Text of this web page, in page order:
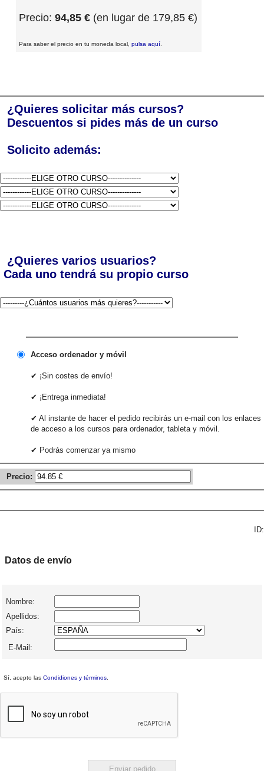
Precio: 94,85 € (en lugar de 179,85 €)
Para saber el precio en tu moneda local, pulsa aquí.
¿Quieres solicitar más cursos?
Descuentos si pides más de un curso
Solicito además:
¿Quieres varios usuarios?
Cada uno tendrá su propio curso
Acceso ordenador y móvil
✔ ¡Sin costes de envío!
✔ ¡Entrega inmediata!
✔ Al instante de hacer el pedido recibirás un e-mail con los enlaces
de acceso a los cursos para ordenador, tableta y móvil.
✔ Podrás comenzar ya mismo
Precio:
ID:
Datos de envío
Nombre:
Apellidos:
País:
E-Mail:
Sí, acepto las Condidiones y términos.